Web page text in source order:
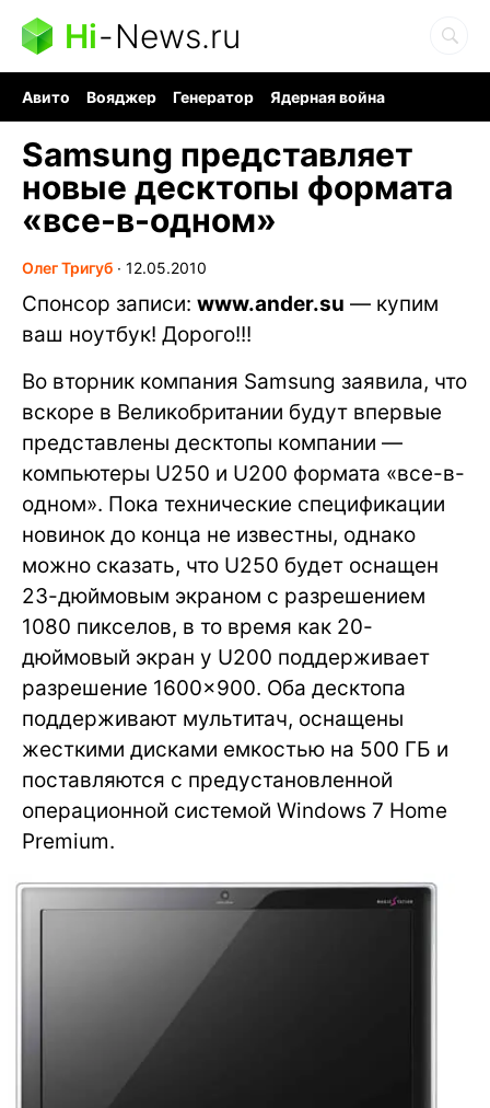
Hi-News.ru
Авито Вояджер Генератор
Ядерная война
Samsung представляет
новые десктопы формата
«все-в-одном»
Олег Тригуб ∙ 12.05.2010
Спонсор записи: www.ander.su — купим
ваш ноутбук! Дорого!!!
Во вторник компания Samsung заявила, что
вскоре в Великобритании будут впервые
представлены десктопы компании —
компьютеры U250 и U200 формата «все-в-
одном». Пока технические спецификации
новинок до конца не известны, однако
можно сказать, что U250 будет оснащен
23-дюймовым экраном с разрешением
1080 пикселов, в то время как 20-
дюймовый экран у U200 поддерживает
разрешение 1600×900. Оба десктопа
поддерживают мультитач, оснащены
жесткими дисками емкостью на 500 ГБ и
поставляются с предустановленной
операционной системой Windows 7 Home
Premium.